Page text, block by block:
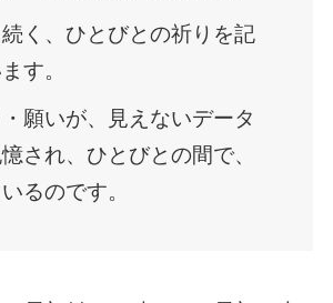
く、ひとびとの祈りを記
す。
願いが、見えないデータ
され、ひとびとの間で、
るのです。